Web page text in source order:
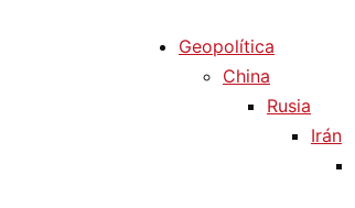
Geopolítica
China
Rusia
Irán